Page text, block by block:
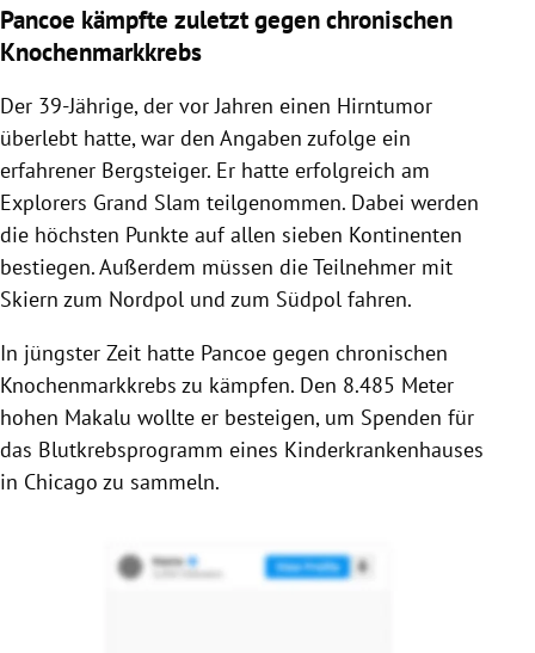
Pancoe kämpfte zuletzt gegen chronischen
Knochenmarkkrebs
Der 39-Jährige, der vor Jahren einen Hirntumor
überlebt hatte, war den Angaben zufolge ein
erfahrener Bergsteiger. Er hatte erfolgreich am
Explorers Grand Slam teilgenommen. Dabei werden
die höchsten Punkte auf allen sieben Kontinenten
bestiegen. Außerdem müssen die Teilnehmer mit
Skiern zum Nordpol und zum Südpol fahren.
In jüngster Zeit hatte Pancoe gegen chronischen
Knochenmarkkrebs zu kämpfen. Den 8.485 Meter
hohen Makalu wollte er besteigen, um Spenden für
das Blutkrebsprogramm eines Kinderkrankenhauses
in Chicago zu sammeln.